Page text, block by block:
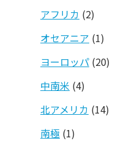
アフリカ (2)
オセアニア (1)
ヨーロッパ (20)
中南米 (4)
北アメリカ (14)
南極 (1)